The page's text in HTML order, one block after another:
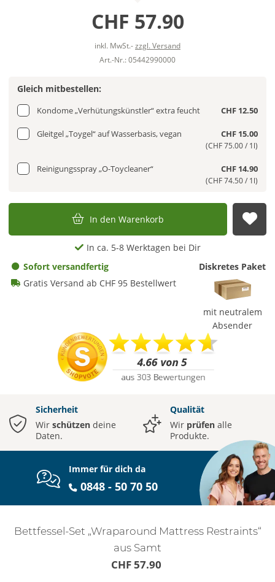
CHF 57.90
inkl. MwSt.-zzgl. Versand
Art.-Nr.: 05442990000
Gleich mitbestellen:
Kondome „Verhütungskünstler“ extra feucht CHF 12.50
Gleitgel „Toygel“ auf Wasserbasis, vegan CHF 15.00
(CHF 75.00 / 1l)
Reinigungsspray „O-Toycleaner“ CHF 14.90
(CHF 74.50 / 1l)
In den Warenkorb
In ca. 5-8 Werktagen bei Dir
Sofort versandfertig
Gratis Versand ab CHF 95 Bestellwert
Diskretes Paket
mit neutralem
Absender
Sicherheit
Wir schützen deine
Daten.
Qualität
Wir prüfen alle
Produkte.
Immer für dich da
0848 - 50 70 50
Bettfessel-Set „Wraparound Mattress Restraints“
aus Samt
CHF 57.90